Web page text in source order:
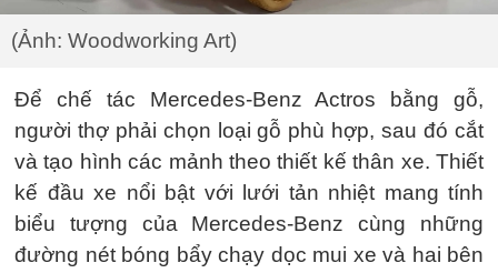
(Ảnh: Woodworking Art)
Để chế tác Mercedes-Benz Actros bằng gỗ,
người thợ phải chọn loại gỗ phù hợp, sau đó cắt
và tạo hình các mảnh theo thiết kế thân xe. Thiết
kế đầu xe nổi bật với lưới tản nhiệt mang tính
biểu tượng của Mercedes-Benz cùng những
đường nét bóng bẩy chạy dọc mui xe và hai bên